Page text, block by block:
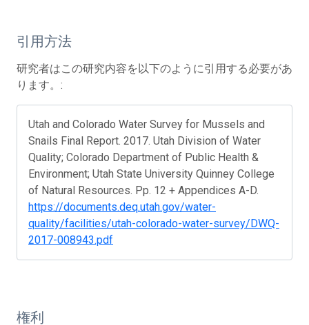
引用方法
研究者はこの研究内容を以下のように引用する必要があ
ります。:
Utah and Colorado Water Survey for Mussels and
Snails Final Report. 2017. Utah Division of Water
Quality; Colorado Department of Public Health &
Environment; Utah State University Quinney College
of Natural Resources. Pp. 12 + Appendices A-D.
https://documents.deq.utah.gov/water-
quality/facilities/utah-colorado-water-survey/DWQ-
2017-008943.pdf
権利